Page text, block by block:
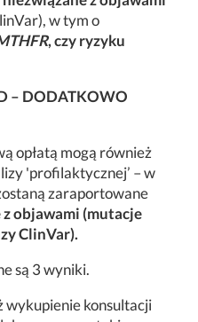
w tym o
, czy ryzyku
– DODATKOWO
opłatą mogą również
'profilaktycznej’ – w
zaraportowane
objawami (mutacje
ClinVar).
są 3 wyniki.
wykupienie konsultacji